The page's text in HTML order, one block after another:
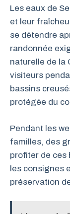
Les eaux de
et leur
se détendre
randonnée
naturelle de la
visiteurs
bassins
protégée du
Pendant les
familles, des
profiter de ces
les consignes
préservation